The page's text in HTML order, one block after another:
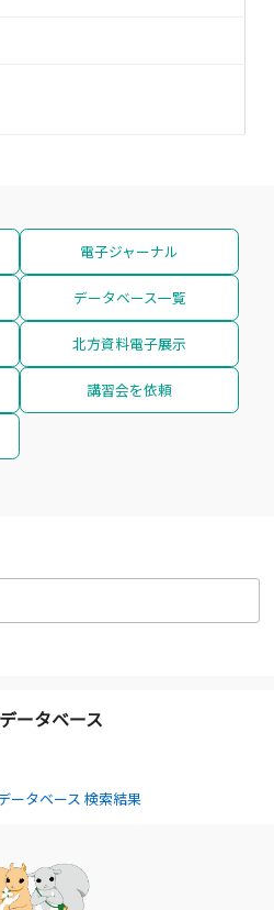
電子ジャーナル
データベース一覧
北方資料電子展示
講習会を依頼
ータベース
ータベース 検索結果